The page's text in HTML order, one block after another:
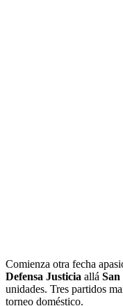
Comienza otra fecha
Defensa Justicia allá
unidades. Tres partidos
torneo doméstico.